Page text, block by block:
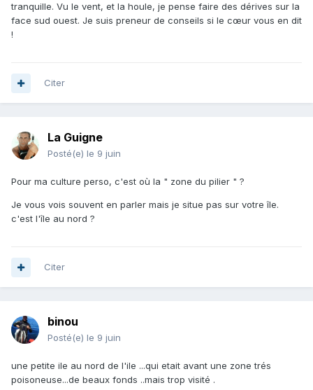
tranquille. Vu le vent, et la houle, je pense faire des dérives sur la
face sud ouest. Je suis preneur de conseils si le cœur vous en dit
!
Citer
La Guigne
Posté(e) le 9 juin
Pour ma culture perso, c'est où la " zone du pilier " ?
Je vous vois souvent en parler mais je situe pas sur votre île.
c'est l'île au nord ?
Citer
binou
Posté(e) le 9 juin
une petite ile au nord de l'ile ...qui etait avant une zone trés
poisoneuse...de beaux fonds ..mais trop visité .